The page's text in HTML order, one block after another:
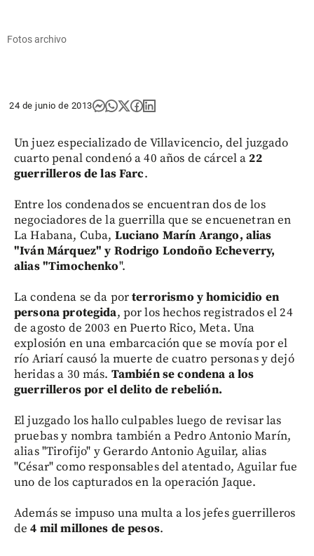
Fotos archivo
24 de junio de 2013
Un juez especializado de Villavicencio, del juzgado
cuarto penal condenó a 40 años de cárcel a22
guerrilleros de las Farc.
Entre los condenados se encuentran dos de los
negociadores de la guerrilla que se encuenetran en
La Habana, Cuba, Luciano Marín Arango, alias
"Iván Márquez" y Rodrigo Londoño Echeverry,
alias "Timochenko".
La condena se da porterrorismo y homicidio en
persona protegida, por los hechos registrados el 24
de agosto de 2003 en Puerto Rico, Meta. Una
explosión en una embarcación que se movía por el
río Ariarí causó la muerte de cuatro personas y dejó
heridas a 30 más. También se condena a los
guerrilleros por el delito de rebelión.
El juzgado los hallo culpables luego de revisar las
pruebas y nombra también a Pedro Antonio Marín,
alias "Tirofijo" y Gerardo Antonio Aguilar, alias
"César" como responsables del atentado, Aguilar fue
uno de los capturados en la operación Jaque.
Además se impuso una multa a los jefes guerrilleros
de 4 mil millones de pesos.